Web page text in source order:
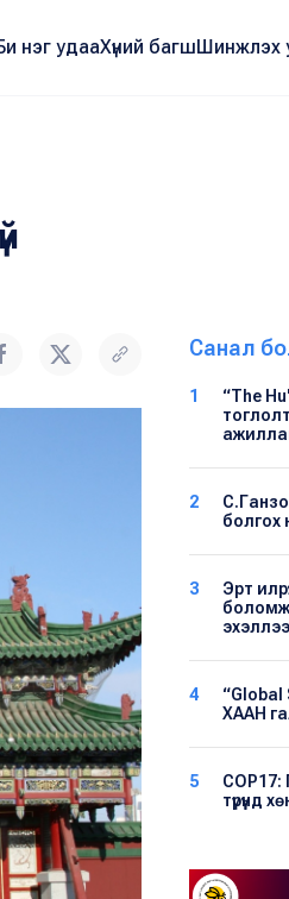
нэг удааХүний багшШинжлэх
Санал
1
“The
2
болгох
3
Эрт
эхэллээ
4
“Global
ХААН
5
түрүүнд